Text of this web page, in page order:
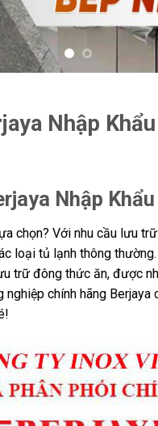
Nhập Khẩu
Nhập Khẩu
chọn? Với nhu cầu lưu
loại tủ lạnh thông
trữ đông thức ăn, được
chính hãng Berjaya